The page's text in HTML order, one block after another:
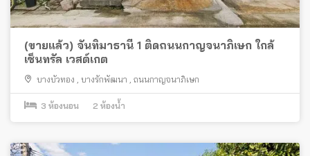
(ขายแล้ว) จันทิมาธานี 1 ติดถนนกาญจนาภิเษก ใกล้
เซ็นทรัล เวสต์เกต
บางบัวทอง , บางรักพัฒนา , ถนนกาญจนาภิเษก
3 ห้องนอน 2 ห้องน้ำ